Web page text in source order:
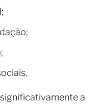
a